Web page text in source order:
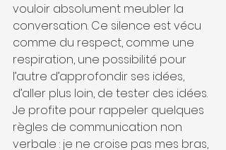
vouloir absolument meubler la
conversation. Ce silence est vécu
comme du respect, comme une
respiration, une possibilité pour
l’autre d’approfondir ses idées,
d’aller plus loin, de tester des idées.
Je profite pour rappeler quelques
règles de communication non
verbale : je ne croise pas mes bras,